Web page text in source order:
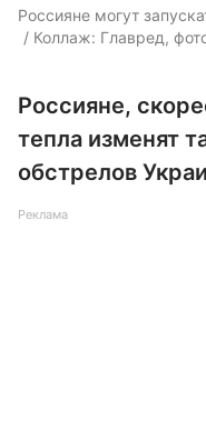
Россияне могут
/ Коллаж: Главред,
Россияне,
тепла изменят
обстрелов
Реклама